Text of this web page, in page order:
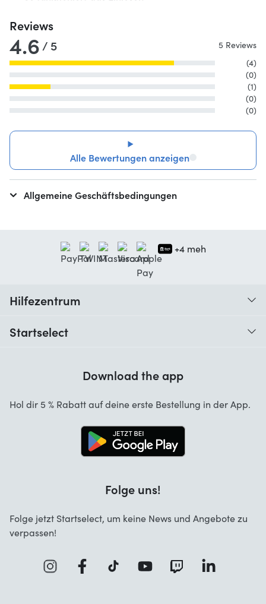
Reviews
4.6 / 5
5 Reviews
(4)
(0)
(1)
(0)
(0)
Alle Bewertungen anzeigen
Allgemeine Geschäftsbedingungen
+4 meh
Hilfezentrum
Startselect
Startselect App
Download the app
Hol dir 5 % Rabatt auf deine erste Bestellung in der App.
Folge uns!
Folge jetzt Startselect, um keine News und Angebote zu
verpassen!